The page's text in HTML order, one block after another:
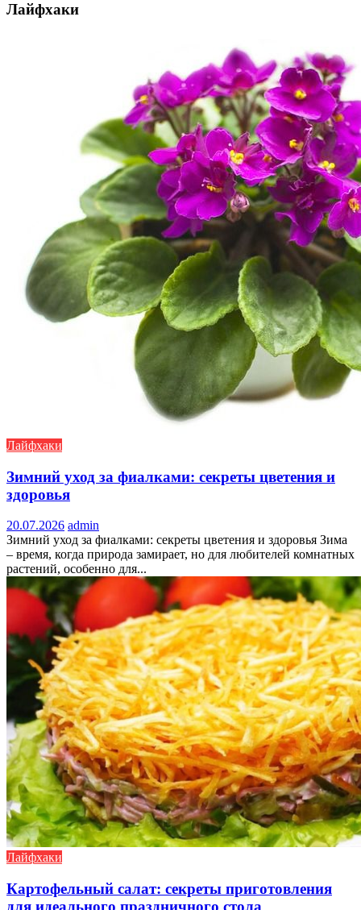
Лайфхаки
Лайфхаки
Зимний уход за фиалками: секреты цветения и
здоровья
20.07.2026 admin
Зимний уход за фиалками: секреты цветения и здоровья Зима
– время, когда природа замирает, но для любителей комнатных
растений, особенно для...
Лайфхаки
Картофельный салат: секреты приготовления
для идеального праздничного стола